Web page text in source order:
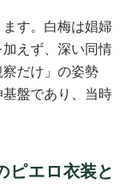
す。白梅は娼婦
えず、深い同情
だけ」の姿勢
盤であり、当時
ピエロ衣装と